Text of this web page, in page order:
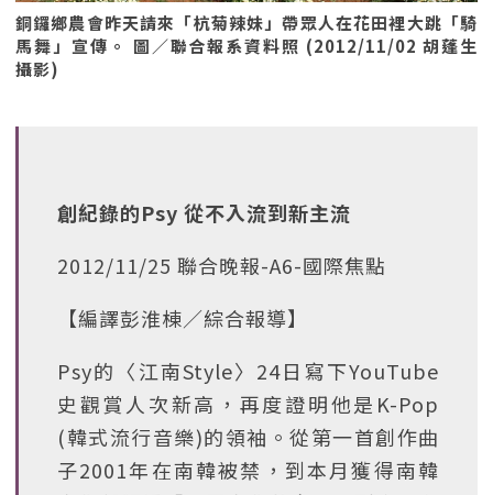
銅鑼鄉農會昨天請來「杭菊辣妹」帶眾人在花田裡大跳「騎
馬舞」宣傳。 圖／聯合報系資料照 (2012/11/02 胡蓬生
攝影)
創紀錄的Psy 從不入流到新主流
2012/11/25 聯合晚報-A6-國際焦點
【編譯彭淮棟／綜合報導】
Psy的〈江南Style〉24日寫下YouTube
史觀賞人次新高，再度證明他是K-Pop
(韓式流行音樂)的領袖。從第一首創作曲
子2001年在南韓被禁，到本月獲得南韓